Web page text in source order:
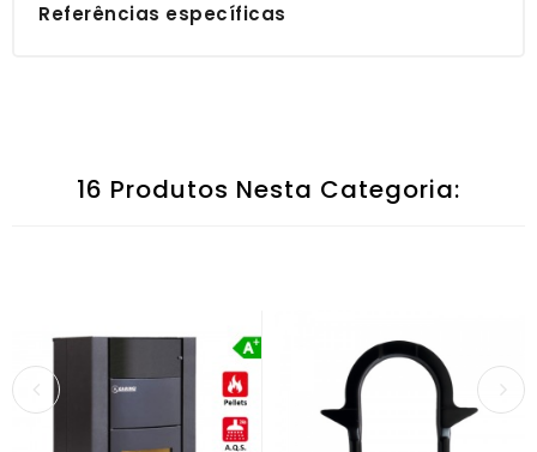
Referências específicas
16 Produtos Nesta Categoria: